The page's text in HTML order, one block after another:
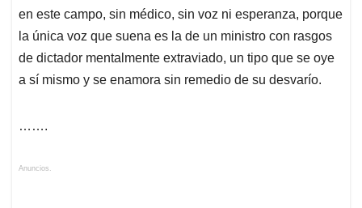
en este campo, sin médico, sin voz ni esperanza, porque
la única voz que suena es la de un ministro con rasgos
de dictador mentalmente extraviado, un tipo que se oye
a sí mismo y se enamora sin remedio de su desvarío.
…….
Anuncios.